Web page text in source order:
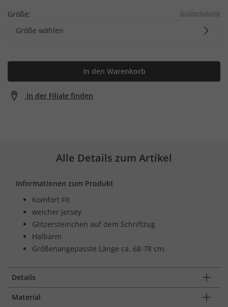
Größe: Größentabelle
Größe wählen
In den Warenkorb
In der Filiale finden
Alle Details zum Artikel
Informationen zum Produkt
Komfort Fit
weicher Jersey
Glitzersteinchen auf dem Schriftzug
Halbarm
Größenangepasste Länge ca. 68-78 cm.
Details
Material